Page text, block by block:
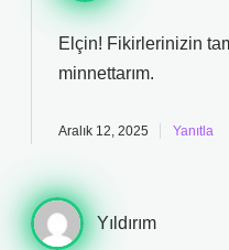
Elçin! Fikirlerinizin
minnettarım.
Aralık 12, 2025 Yanıtla
Yıldırım